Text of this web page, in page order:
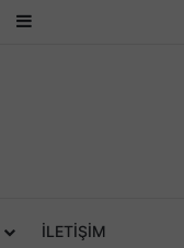
İLETIŞIM